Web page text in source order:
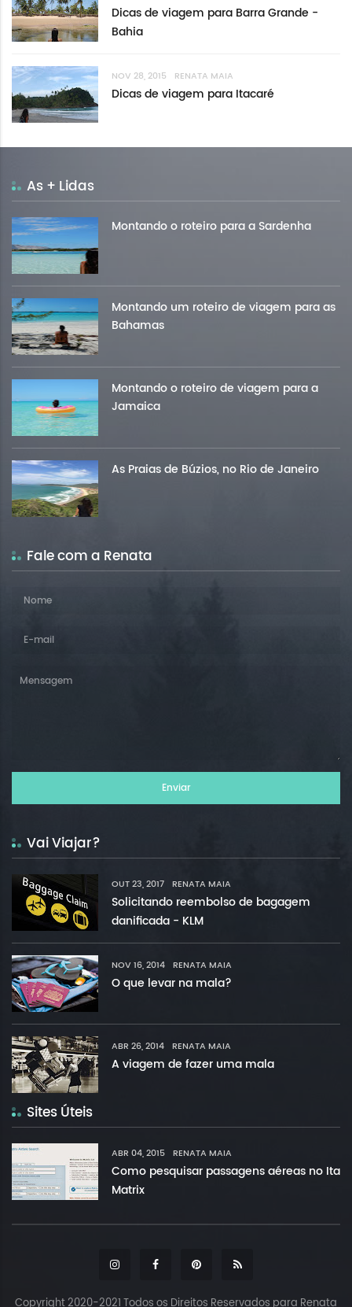
Dicas de viagem para Barra Grande -
Bahia
NOV 28, 2015 RENATA MAIA
Dicas de viagem para Itacaré
As + Lidas
Montando o roteiro para a Sardenha
Montando um roteiro de viagem para as
Bahamas
Montando o roteiro de viagem para a
Jamaica
As Praias de Búzios, no Rio de Janeiro
Fale com a Renata
Vai Viajar?
OUT 23, 2017 RENATA MAIA
Solicitando reembolso de bagagem
danificada - KLM
NOV 16, 2014 RENATA MAIA
O que levar na mala?
ABR 26, 2014 RENATA MAIA
A viagem de fazer uma mala
Sites Úteis
ABR 04, 2015 RENATA MAIA
Como pesquisar passagens aéreas no Ita
Matrix
Copyright 2020-2021 Todos os Direitos Reservados para Renata